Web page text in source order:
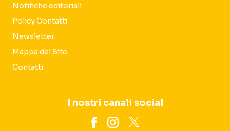
Notifiche editoriali
Policy Contatti
Newsletter
Mappa del Sito
Contatti
I nostri canali social